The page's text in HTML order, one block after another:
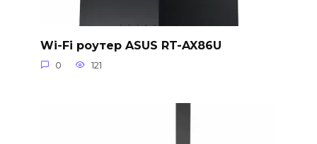
Wi-Fi роутер ASUS RT-AX86U
0 121